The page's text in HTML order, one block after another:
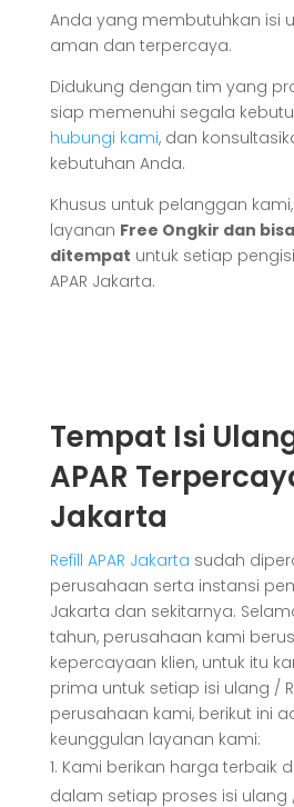
Anda yang membutuhkan isi
aman dan terpercaya.
Didukung dengan tim yang
siap memenuhi segala
hubungi kami, dan
kebutuhan Anda.
Khusus untuk pelanggan
layanan Free Ongkir dan
ditempat untuk setiap
APAR Jakarta.
Tempat Isi
APAR
Jakarta
Refill APAR Jakarta sudah
perusahaan serta instansi
Jakarta dan sekitarnya.
tahun, perusahaan kami
kepercayaan klien, untuk itu
prima untuk setiap isi ulang /
perusahaan kami, berikut ini
keunggulan layanan kami:
Kami berikan harga terbaik
dalam setiap proses isi ulang